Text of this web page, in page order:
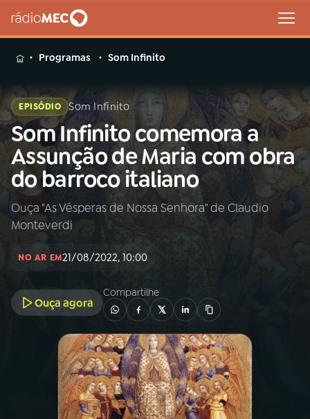
MENU
Buscar
na
Rádio
MEC
Buscar
Início AO VIVO
INÍCIO
A RÁDIO
PROGRAMAÇÃO
PROGRAMAS
Programas Som Infinito
EPISÓDIO Som Infinito
Som Infinito comemora a
Assunção de Maria com obra
do barroco italiano
Ouça "As Vésperas de Nossa Senhora" de Claudio
Monteverdi
NO AR EM21/08/2022, 10:00
Ouça agora
Compartilhe